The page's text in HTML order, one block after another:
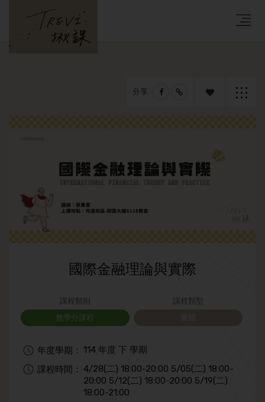
返回列
追蹤課
分享
國際金融理論與實際
課程類別
無學分課程
課程類型
年度學期：
114 年度 下 學期
課程時間： 4/28(二) 18:00-20:00 5/05(二) 18:00-
20:00 5/12(二) 18:00-20:00 5/19(二)
18:00-21:00